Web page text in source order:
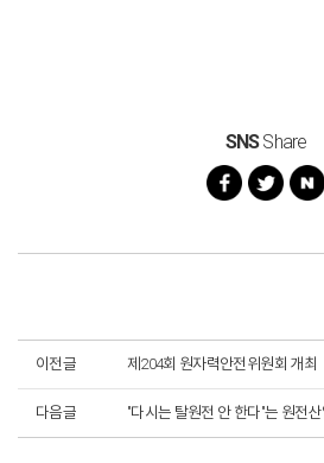
SNSShare
이전글 제204회 원자력안전위원회 개최
다음글 "다시는 탈원전 안 한다"는 원전